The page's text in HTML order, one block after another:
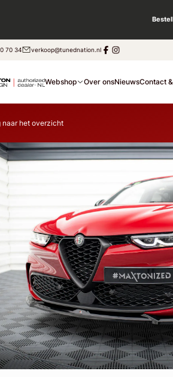
70 34 verkoop@tunednation.nl
Webshop Over onsNieuwsContact
naar het overzicht